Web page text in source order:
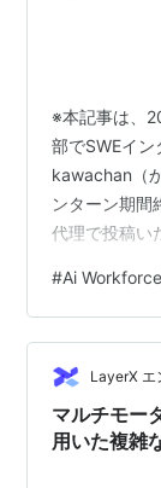
※本記事は、
部でSWEイ
kawachan（
ンターン期
代理で投稿い
ちは、
ら、LayerX
Engineer）チ
では、Ai
や、当…
#Ai
LayerX エ
マルチモー
用いた複雑